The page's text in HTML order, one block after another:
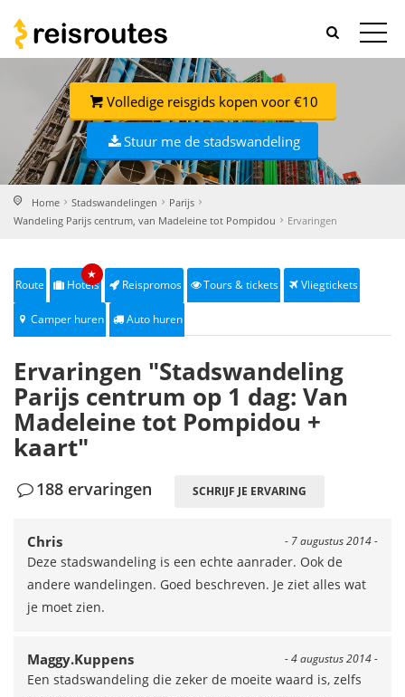
Volledige reisgids kopen voor €10
Stuur me de stadswandeling
Home Stadswandelingen
Parijs
Wandeling Parijs centrum, van Madeleine tot Pompidou
Ervaringen
Route Hotels
★
Reispromos Tours & tickets Vliegtickets
Camper huren Auto huren
Ervaringen "Stadswandeling
Parijs centrum op 1 dag: Van
Madeleine tot Pompidou +
kaart"
188 ervaringen SCHRIJF JE ERVARING
- 7 augustus 2014 -
Chris
Deze stadswandeling is een echte aanrader. Ook de
andere wandelingen. Goed beschreven. Je ziet alles wat
je moet zien.
- 4 augustus 2014 -
Maggy.Kuppens
Een stadswandeling die zeker de moeite waard is, zelfs